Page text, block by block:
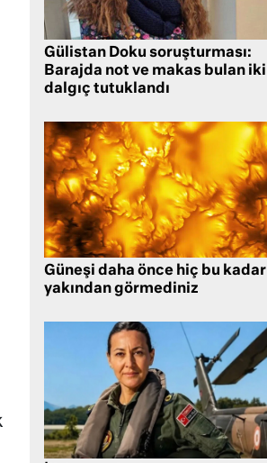
Gülistan Doku soruşturması:
Barajda not ve makas bulan iki
dalgıç tutuklandı
Güneşi daha önce hiç bu kadar
yakından görmediniz